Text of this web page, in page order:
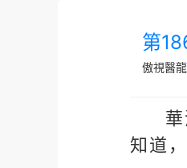
第
傲視醫龍
知道